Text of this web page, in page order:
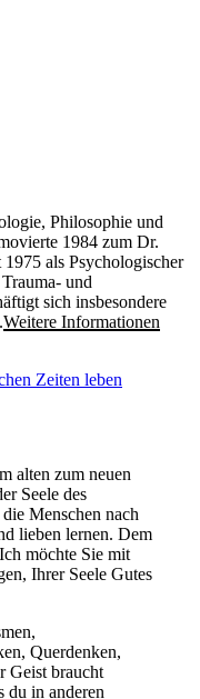
Philosophie und
1984 zum Dr.
als Psychologischer
und
sich insbesondere
Weitere Informationen
Zeiten leben
alten zum neuen
Seele des
Menschen nach
lieben lernen. Dem
möchte Sie mit
Ihrer Seele Gutes
Querdenken,
Geist braucht
du in anderen